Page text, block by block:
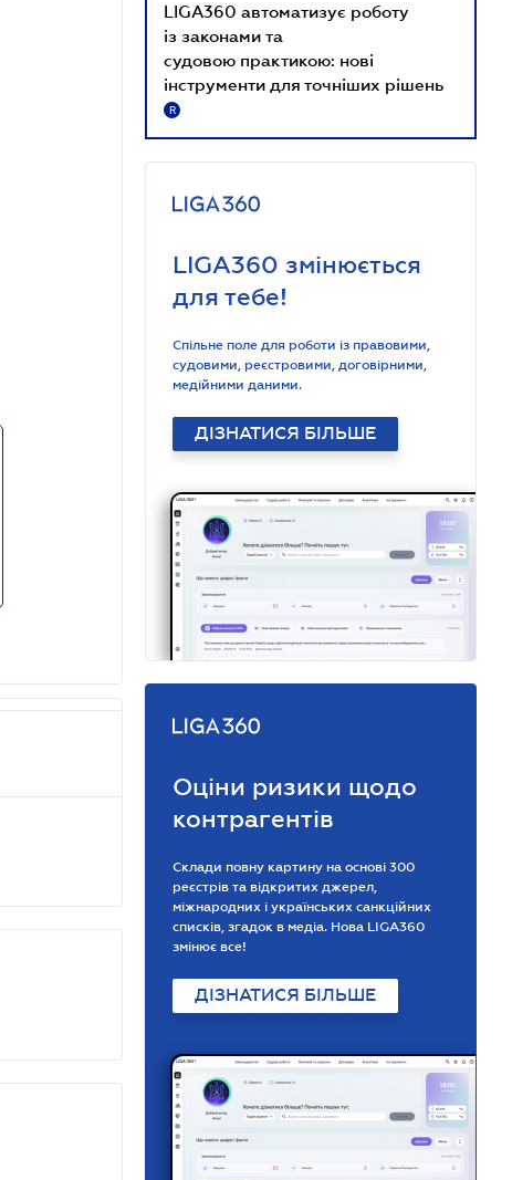
LIGA360 автоматизує роботу
із законами та
судовою практикою: нові
інструменти для точніших рішень
R
LIGA360 змінюється
для тебе!
Спільне поле для роботи із правовими,
судовими, реєстровими, договірними,
медійними даними.
ДІЗНАТИСЯ БІЛЬШЕ
Оціни ризики щодо
контрагентів
Склади повну картину на основі 300
реєстрів та відкритих джерел,
міжнародних і українських санкційних
списків, згадок в медіа. Нова LIGA360
змінює все!
ДІЗНАТИСЯ БІЛЬШЕ